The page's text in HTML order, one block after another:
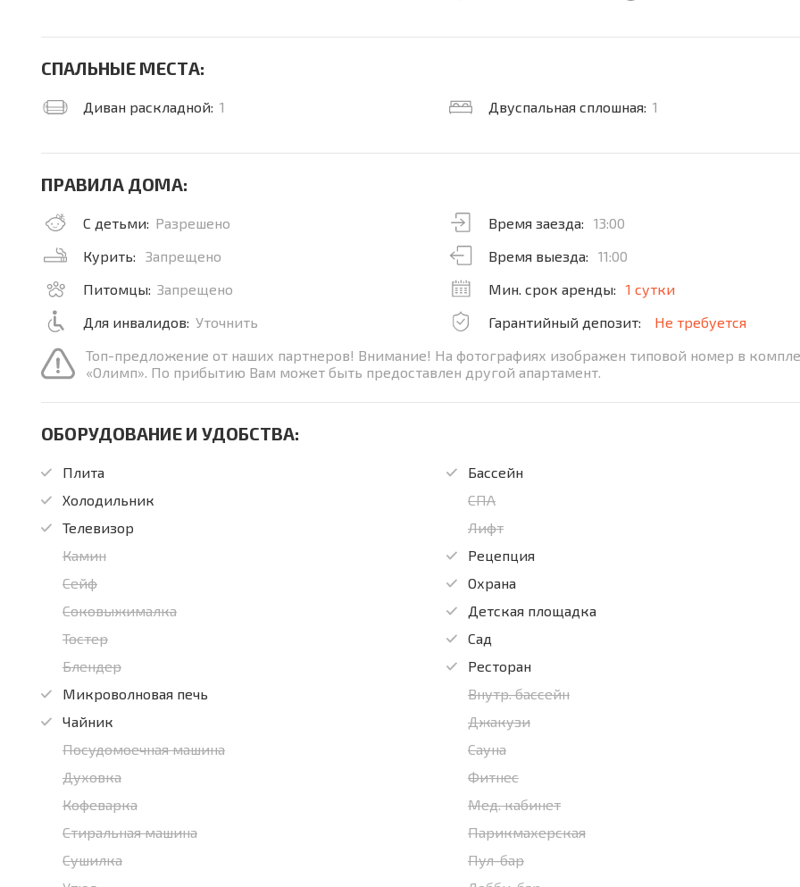
СПАЛЬНЫЕ МЕСТА:
Диван раскладной: 1 Двуспальная сплошная: 1
ПРАВИЛА ДОМА:
С детьми: Разрешено
Курить:
Запрещено
Питомцы: Запрещено
Для инвалидов: Уточнить
Время заезда:
13:00
Время выезда:
11:00
Мин. срок аренды:
1 сутки
Гарантийный депозит:
Не требуется
Топ-предложение от наших партнеров! Внимание! На фотографиях изображен типовой номер в
«Олимп». По прибытию Вам может быть предоставлен другой апартамент.
ОБОРУДОВАНИЕ И УДОБСТВА:
Плита
Холодильник
Телевизор
Камин
Сейф
Соковыжималка
Тостер
Блендер
Микроволновая печь
Чайник
Посудомоечная машина
Духовка
Кофеварка
Стиральная машина
Сушилка
Бассейн
СПА
Лифт
Рецепция
Охрана
Детская площадка
Сад
Ресторан
Внутр. бассейн
Джакузи
Сауна
Фитнес
Мед. кабинет
Парикмахерская
Пул-бар